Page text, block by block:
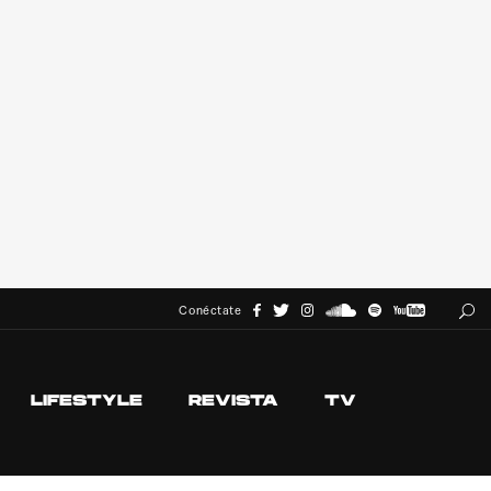
Conéctate
LIFESTYLE REVISTA TV